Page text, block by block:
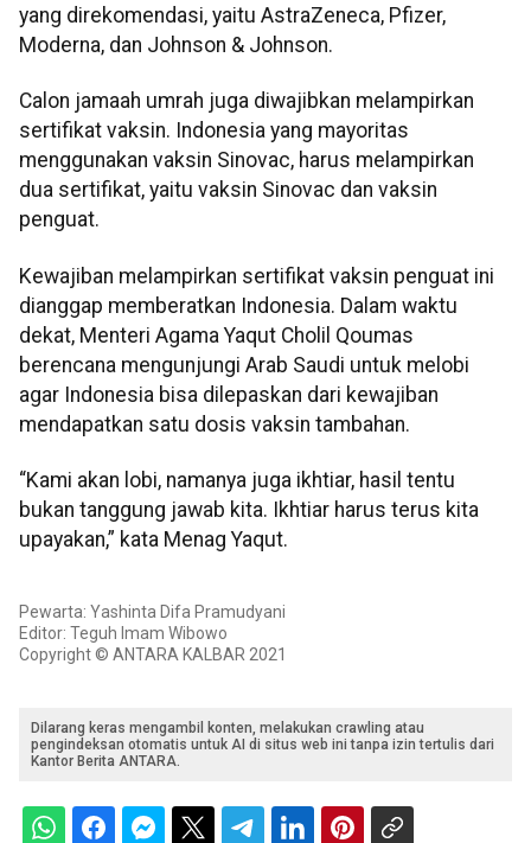
yang direkomendasi, yaitu AstraZeneca, Pfizer,
Moderna, dan Johnson & Johnson.
Calon jamaah umrah juga diwajibkan melampirkan
sertifikat vaksin. Indonesia yang mayoritas
menggunakan vaksin Sinovac, harus melampirkan
dua sertifikat, yaitu vaksin Sinovac dan vaksin
penguat.
Kewajiban melampirkan sertifikat vaksin penguat ini
dianggap memberatkan Indonesia. Dalam waktu
dekat, Menteri Agama Yaqut Cholil Qoumas
berencana mengunjungi Arab Saudi untuk melobi
agar Indonesia bisa dilepaskan dari kewajiban
mendapatkan satu dosis vaksin tambahan.
“Kami akan lobi, namanya juga ikhtiar, hasil tentu
bukan tanggung jawab kita. Ikhtiar harus terus kita
upayakan,” kata Menag Yaqut.
Pewarta: Yashinta Difa Pramudyani
Editor: Teguh Imam Wibowo
Copyright © ANTARA KALBAR 2021
Dilarang keras mengambil konten, melakukan crawling atau
pengindeksan otomatis untuk AI di situs web ini tanpa izin tertulis dari
Kantor Berita ANTARA.